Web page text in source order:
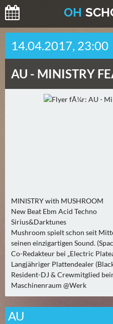
OH
H
E
T
E
E
N
(
0
)
U
E
B
E
R
14.04.2017, 23:00
AU - MINISTRY
MINISTRY with MUSHROOM
New Beat Ebm Acid Techno
Sirius&Darktunes
Mushroom spielt schon seit
seinen einzigartigen Sound.
Co-Redakteur bei „Electric
Langjähriger Plattendealer
Resident-DJ & Crewmitglied
Maschinenraum @Werk
AU